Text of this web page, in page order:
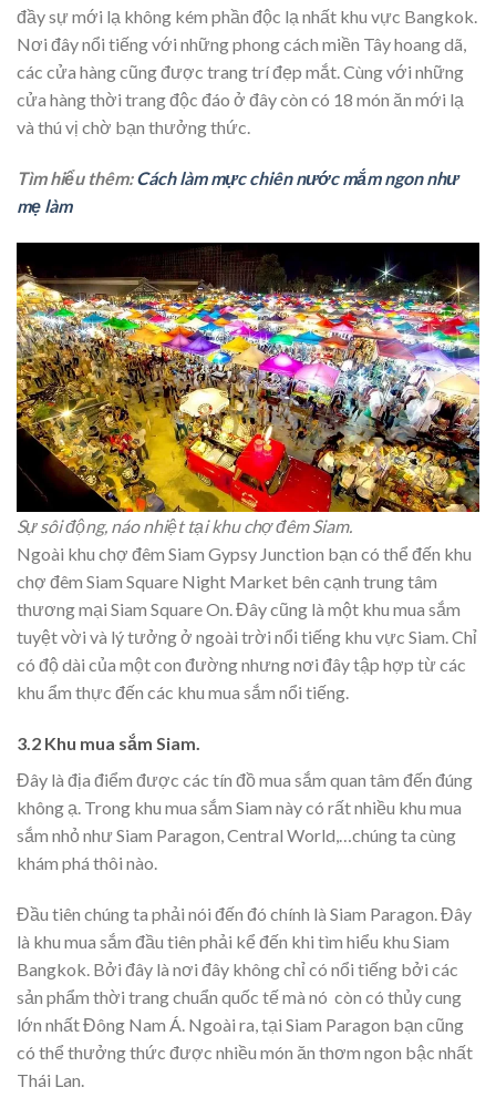
đầy sự mới lạ không kém phần độc lạ nhất khu vực Bangkok.
Nơi đây nổi tiếng với những phong cách miền Tây hoang dã,
các cửa hàng cũng được trang trí đẹp mắt. Cùng với những
cửa hàng thời trang độc đáo ở đây còn có 18 món ăn mới lạ
và thú vị chờ bạn thưởng thức.
Tìm hiểu thêm:Cách làm mực chiên nước mắm ngon như
mẹ làm
Sự sôi động, náo nhiệt tại khu chợ đêm Siam.
Ngoài khu chợ đêm Siam Gypsy Junction bạn có thể đến khu
chợ đêm Siam Square Night Market bên cạnh trung tâm
thương mại Siam Square On. Đây cũng là một khu mua sắm
tuyệt vời và lý tưởng ở ngoài trời nổi tiếng khu vực Siam. Chỉ
có độ dài của một con đường nhưng nơi đây tập hợp từ các
khu ẩm thực đến các khu mua sắm nổi tiếng.
3.2 Khu mua sắm Siam.
Đây là địa điểm được các tín đồ mua sắm quan tâm đến đúng
không ạ. Trong khu mua sắm Siam này có rất nhiều khu mua
sắm nhỏ như Siam Paragon, Central World,…chúng ta cùng
khám phá thôi nào.
Đầu tiên chúng ta phải nói đến đó chính là Siam Paragon. Đây
là khu mua sắm đầu tiên phải kể đến khi tìm hiểu khu Siam
Bangkok. Bởi đây là nơi đây không chỉ có nổi tiếng bởi các
sản phẩm thời trang chuẩn quốc tế mà nó còn có thủy cung
lớn nhất Đông Nam Á. Ngoài ra, tại Siam Paragon bạn cũng
có thể thưởng thức được nhiều món ăn thơm ngon bậc nhất
Thái Lan.